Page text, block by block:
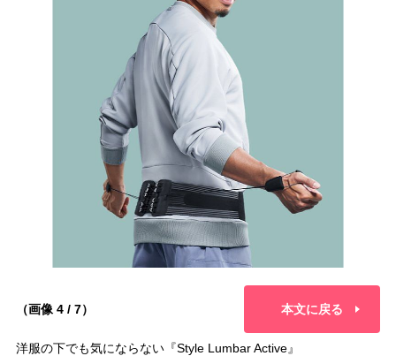
（画像 4 / 7） 本文に戻る
洋服の下でも気にならない『Style Lumbar Active』